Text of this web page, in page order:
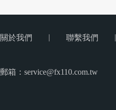
關於我們 | 聯繫我們 |
郵箱：service@fx110.com.tw